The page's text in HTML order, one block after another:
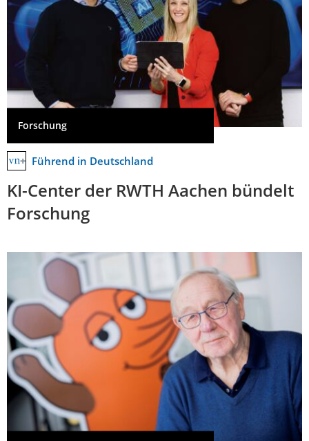
Forschung
Führend in Deutschland
KI-Center der RWTH Aachen bündelt
Forschung